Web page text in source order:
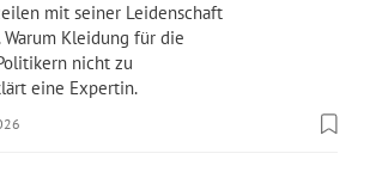
mit seiner Leidenschaft
Kleidung für die
nicht zu
eine Expertin.